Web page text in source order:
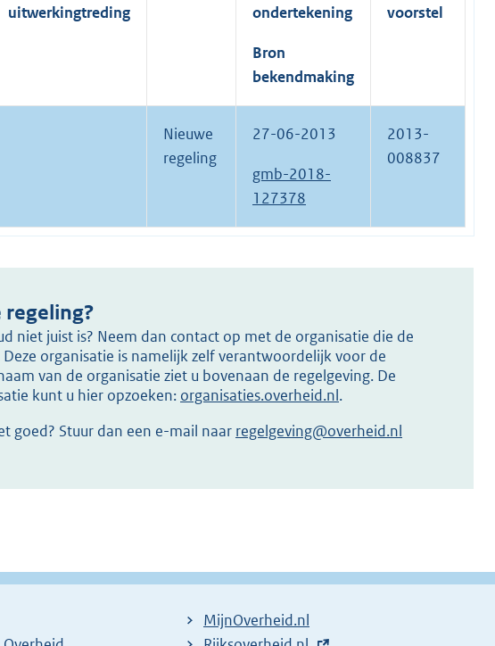
uitwerkingtreding
ondertekening
Bron
bekendmaking
voorstel
Nieuwe
regeling
27-06-2013
gmb-2018-
127378
2013-
008837
regeling?
niet juist is? Neem dan contact op met de organisatie die de
organisatie is namelijk zelf verantwoordelijk voor de
van de organisatie ziet u bovenaan de regelgeving. De
kunt u hier opzoeken: organisaties.overheid.nl.
goed? Stuur dan een e-mail naar regelgeving@overheid.nl
MijnOverheid.nl